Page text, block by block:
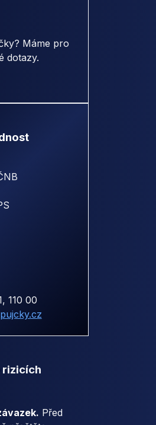
Máme pro
dotazy.
110 00
rizicích
Před